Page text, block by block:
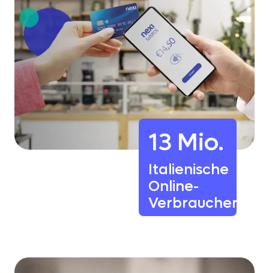
13 Mio.
Italienische
Online-
Verbraucher